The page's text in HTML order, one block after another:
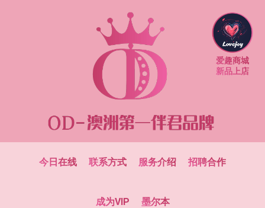
今日在线 联系方式 服务介绍 招聘合作
成为VIP 墨尔本
爱趣商城
新品上店